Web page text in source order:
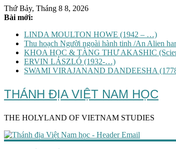
Thứ Bảy, Tháng 8 8, 2026
Bài mới:
LINDA MOULTON HOWE (1942 – …)
Thu hoạch Người ngoài hành tinh /An Alien
KHOA HỌC & TÀNG THƯ AKASHIC
ERVIN LÁSZLÓ (1932-…)
SWAMI VIRAJANAND DANDEESHA
THÁNH ĐỊA VIỆT NAM HỌC
THE HOLYLAND OF VIETNAM STUDIES